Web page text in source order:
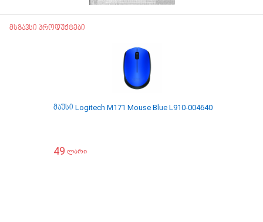
მსგავსი პროდუქტები
მაუსი Logitech M171 Mouse Blue L910-004640
49 ლარი